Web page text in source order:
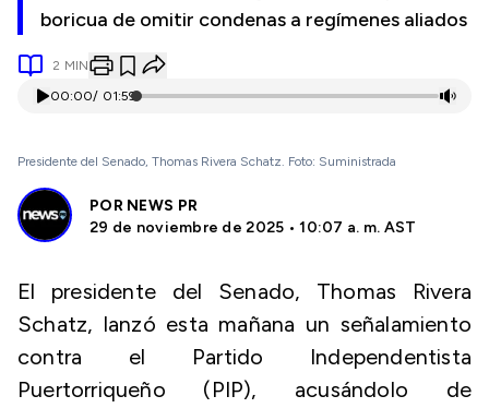
boricua de omitir condenas a regímenes aliados
2 MIN
00:00/ 01:59
Presidente del Senado, Thomas Rivera Schatz. Foto: Suministrada
POR NEWS PR
29 de noviembre de 2025 • 10:07 a. m. AST
El presidente del Senado, Thomas Rivera
Schatz, lanzó esta mañana un señalamiento
contra el Partido Independentista
Puertorriqueño (PIP), acusándolo de